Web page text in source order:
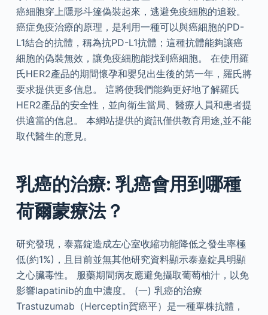
癌細胞穿上隱形斗篷偽裝起來，逃避免疫細胞的追殺。
癌症免疫治療的原理，是利用一種可以與癌細胞的PD-
L1結合的抗體，稱為抗PD-L1抗體；這種抗體能夠讓癌
細胞的偽裝無效，讓免疫細胞能找到癌細胞。 在使用羅
氏HER2產品的期間懷孕和嬰兒出生後的第一年，羅氏將
要求提供更多信息。 這將使我們能夠更好地了解羅氏
HER2產品的安全性，並向衛生當局、醫療人員和患者提
供適當的信息。 本網站提供的資訊僅供教育用途,並不能
取代醫生的意見。
乳癌的治療: 乳癌會用到哪種
荷爾蒙療法？
研究發現，泰嘉錠造成左心室收縮功能降低之發生率極
低(約1%)，且目前並無其他研究資料顯示泰嘉錠具明顯
之心臟毒性。 服藥期間病友應避免攝取葡萄柚汁，以免
影響lapatinib的血中濃度。 (一) 乳癌的治療
Trastuzumab（Herceptin賀癌平）是一種單株抗體，